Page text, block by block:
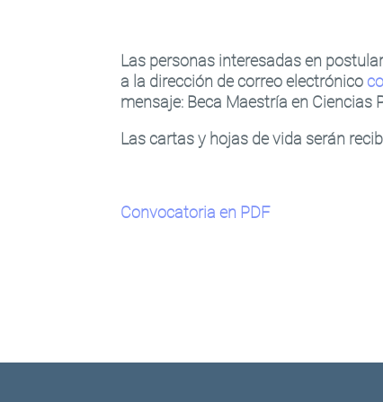
Las personas interesadas en
a la dirección de correo electrónico
mensaje: Beca Maestría en Ciencias
Las cartas y hojas de vida serán
Convocatoria en PDF